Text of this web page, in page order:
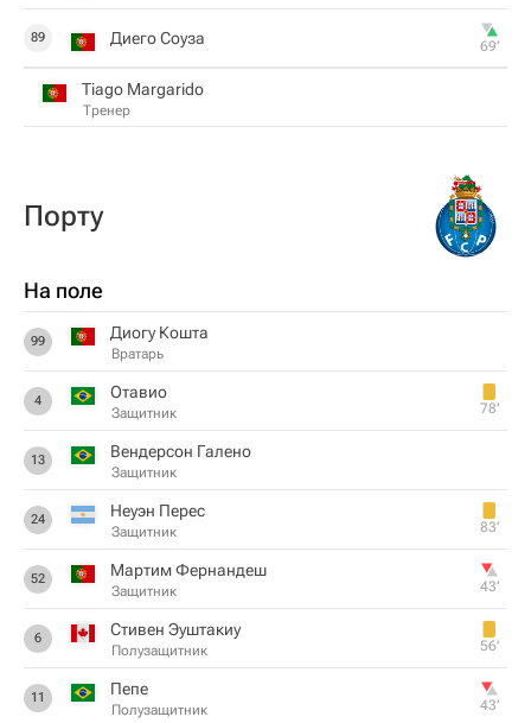
89 Диего Соуза 69‎’‎
Tiago Margarido
Тренер
Порту
На поле
99 Диогу Кошта
Вратарь
4 Отавио
Защитник 78‎’‎
13 Вендерсон Галено
Защитник
24 Неуэн Перес
Защитник 83‎’‎
52 Мартим Фернандеш
Защитник 43‎’‎
6 Стивен Эуштакиу
Полузащитник 56‎’‎
11 Пепе
Полузащитник 43‎’‎